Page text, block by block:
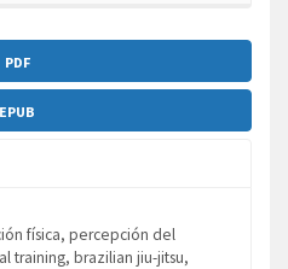
PDF
EPUB
física, percepción del
training, brazilian jiu-jitsu,